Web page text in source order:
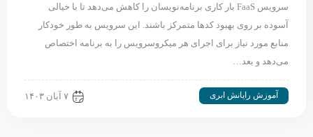
سرویس FaaS بار کاری برنامه‌نویسان را کاهش می‌دهد تا با خیالی
آسوده‌ بر روی بهبود کدها متمرکز باشند. این سرویس به طور خودکار
منابع مورد نیاز برای اجرای هر میکروسرویس را به برنامه اختصاص
می‌دهد و بعد…
آموزش رایانش ابری ۷ آبان ۱۴۰۳